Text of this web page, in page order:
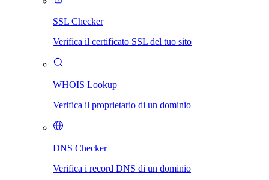
SSL Checker
Verifica il certificato SSL del tuo sito
WHOIS Lookup
Verifica il proprietario di un dominio
DNS Checker
Verifica i record DNS di un dominio